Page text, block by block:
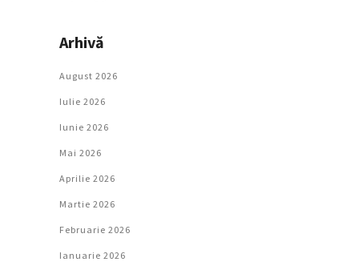
Arhivă
August 2026
Iulie 2026
Iunie 2026
Mai 2026
Aprilie 2026
Martie 2026
Februarie 2026
Ianuarie 2026